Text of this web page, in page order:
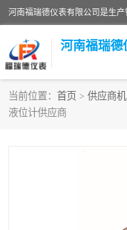
河南福瑞德
当前位置： 首页 > 供应商机
液位计供应商
液位计